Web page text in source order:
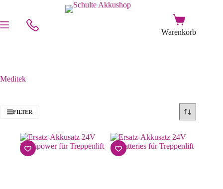
Meditek
FILTER